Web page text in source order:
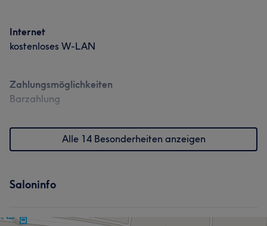
Internet
kostenloses W-LAN
Zahlungsmöglichkeiten
Barzahlung
Alle 14 Besonderheiten anzeigen
Saloninfo